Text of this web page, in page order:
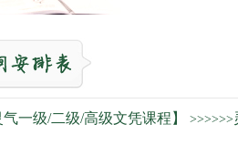
一级/二级/高级文凭课程】 >>>>>>